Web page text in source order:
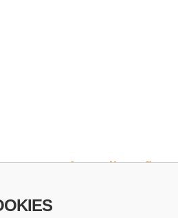
Localização
Rua Doutor